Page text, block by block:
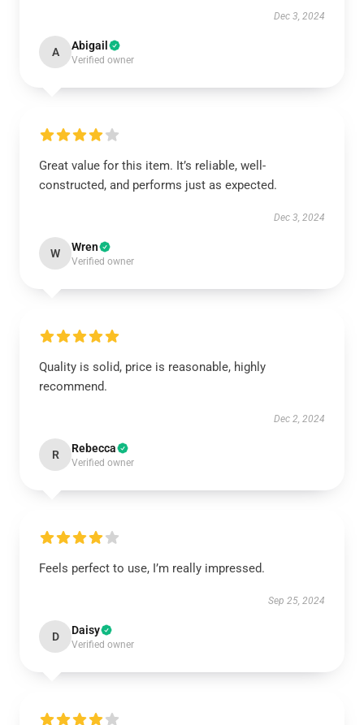
Dec 3, 2024
A Abigail
Verified owner
Great value for this item. It’s reliable, well-
constructed, and performs just as expected.
Dec 3, 2024
W Wren
Verified owner
Quality is solid, price is reasonable, highly
recommend.
Dec 2, 2024
R Rebecca
Verified owner
Feels perfect to use, I’m really impressed.
Sep 25, 2024
D Daisy
Verified owner